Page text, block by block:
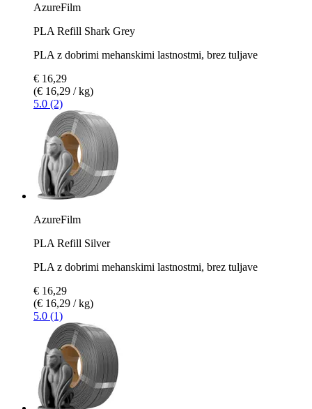
AzureFilm
PLA Refill Shark Grey
PLA z dobrimi mehanskimi lastnostmi, brez tuljave
€ 16,29
(€ 16,29 / kg)
5.0 (2)
AzureFilm
PLA Refill Silver
PLA z dobrimi mehanskimi lastnostmi, brez tuljave
€ 16,29
(€ 16,29 / kg)
5.0 (1)